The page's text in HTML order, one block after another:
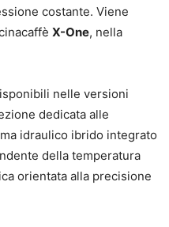
costante. Viene
X-One, nella
nelle versioni
dedicata alle
idraulico ibrido integrato
della temperatura
orientata alla precisione